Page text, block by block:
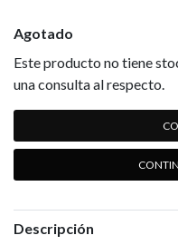
Agotado
Este producto no tiene
una consulta al respecto.
Descripción